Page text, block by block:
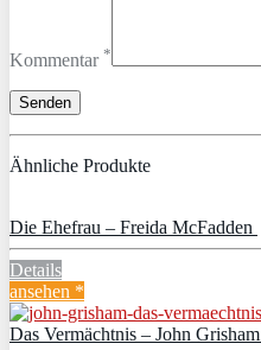
Kommentar *
Ähnliche Produkte
Die Ehefrau – Freida McFadden
Details
ansehen *
Das Vermächtnis – John Grisham